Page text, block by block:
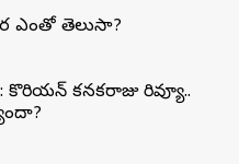
ఎంతో తెలుసా?
: కొరియన్ కనకరాజు రివ్యూ..